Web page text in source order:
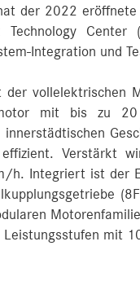
der 2022
Technology
Integration und
der vollelektrischen
mit bis zu
Verstärkt
h. Integriert ist der
Leistungsstufen mit